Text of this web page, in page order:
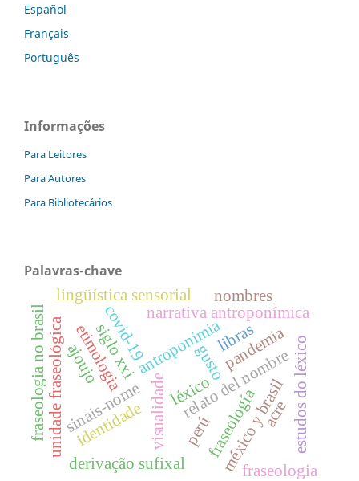
Español
Français
Português
Informações
Para Leitores
Para Autores
Para Bibliotecários
Palavras-chave
antroponímia
sinais-nome
libras
visualidade
identidade
narrativa antroponímica
relato del nombre
siglo xxi
méxico y brasil
fraseologia
unidade fraseológica
fraseologia no brasil
derivação sufixal
etimologia
lingüística sensorial
fraseología
gusto estudos do léxico
pandemia
covid-19
ajoujo
léxico
acre
nombres
perú